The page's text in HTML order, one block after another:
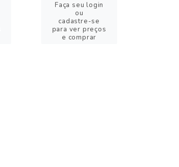
Faça seu login
ou
cadastre-se
para ver preços
e comprar